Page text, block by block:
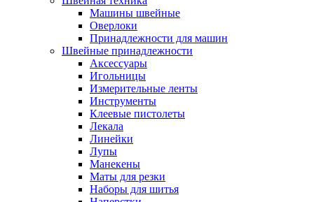
Машины швейные
Оверлоки
Принадлежности для машин
Швейные принадлежности
Аксессуары
Игольницы
Измерительные ленты
Инструменты
Клеевые пистолеты
Лекала
Линейки
Лупы
Манекены
Маты для резки
Наборы для шитья